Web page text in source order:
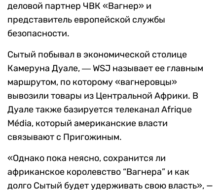
деловой партнер ЧВК «Вагнер» и
представитель европейской службы
безопасности.
Сытый побывал в экономической столице
Камеруна Дуале, ― WSJ называет ее главным
маршрутом, по которому «вагнеровцы»
вывозили товары из Центральной Африки. В
Дуале также базируется телеканал Afrique
Média, который американские власти
связывают с Пригожиным.
«Однако пока неясно, сохранится ли
африканское королевство “Вагнера” и как
долго Сытый будет удерживать свою власть», —